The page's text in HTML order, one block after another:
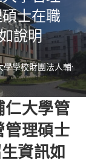
士在職
說明
學學校財團法人輔仁
仁大學管
管理碩士
資訊如